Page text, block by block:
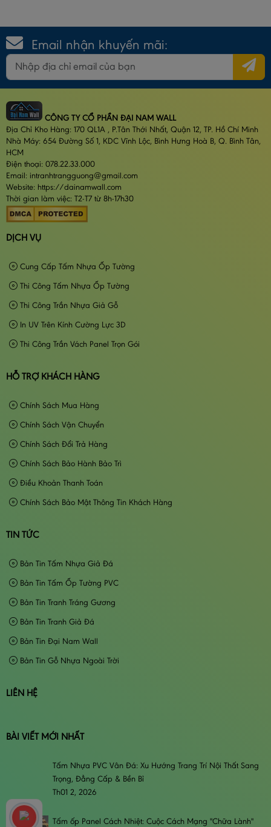
Email nhận khuyến mãi:
CÔNG TY CỔ PHẦN ĐẠI NAM WALL
Địa Chỉ Kho Hàng: 170 QL1A , P.Tân Thới Nhất, Quận 12, TP. Hồ Chí Minh
Nhà Máy: 654 Đường Số 1, KDC Vĩnh Lộc, Bình Hưng Hoà B, Q. Bình Tân,
HCM
Điện thoại: 078.22.33.000
Email: intranhtrangguong@gmail.com
Website: https://dainamwall.com
Thời gian làm việc: T2-T7 từ 8h-17h30
DỊCH VỤ
Cung Cấp Tấm Nhựa Ốp Tường
Thi Công Tấm Nhựa Ốp Tường
Thi Công Trần Nhựa Giả Gỗ
In UV Trên Kính Cường Lực 3D
Thi Công Trần Vách Panel Trọn Gói
HỖ TRỢ KHÁCH HÀNG
Chính Sách Mua Hàng
Chính Sách Vận Chuyển
Chính Sách Đổi Trả Hàng
Chính Sách Bảo Hành Bảo Trì
Điều Khoản Thanh Toán
Chính Sách Bảo Mật Thông Tin Khách Hàng
TIN TỨC
Bản Tin Tấm Nhựa Giả Đá
Bản Tin Tấm Ốp Tường PVC
Bản Tin Tranh Tráng Gương
Bản Tin Tranh Giả Đá
Bản Tin Đại Nam Wall
Bản Tin Gỗ Nhựa Ngoài Trời
LIÊN HỆ
BÀI VIẾT MỚI NHẤT
Tấm Nhựa PVC Vân Đá: Xu Hướng Trang Trí Nội Thất Sang
Trọng, Đẳng Cấp & Bền Bỉ
Th01 2, 2026
Tấm ốp Panel Cách Nhiệt: Cuộc Cách Mạng "Chữa Lành"